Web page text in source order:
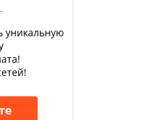
уникальную